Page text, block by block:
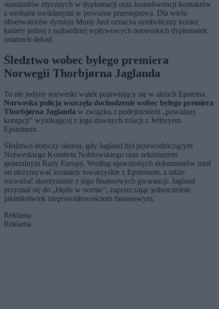
standardów etycznych w dyplomacji oraz konsekwencji kontaktów
z osobami uwikłanymi w poważne przestępstwa. Dla wielu
obserwatorów dymisja Mony Juul oznacza symboliczny koniec
kariery jednej z najbardziej wpływowych norweskich dyplomatek
ostatnich dekad.
Śledztwo wobec byłego premiera
Norwegii Thorbjørna Jaglanda
To nie jedyny norweski wątek pojawiający się w aktach Epsteina.
Norweska policja wszczęła dochodzenie wobec byłego premiera
Thorbjørna Jaglanda w związku z podejrzeniem „poważnej
korupcji” wynikającej z jego dawnych relacji z Jeffreyem
Epsteinem.
Śledztwo dotyczy okresu, gdy Jagland był przewodniczącym
Norweskiego Komitetu Noblowskiego oraz sekretarzem
generalnym Rady Europy. Według ujawnionych dokumentów miał
on utrzymywać kontakty towarzyskie z Epsteinem, a także
rozważać skorzystanie z jego finansowych gwarancji. Jagland
przyznał się do „błędu w ocenie”, zaprzeczając jednocześnie
jakimkolwiek nieprawidłowościom finansowym.
Reklama
Reklama